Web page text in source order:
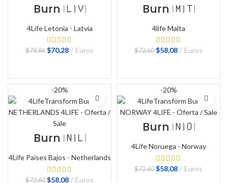
Burn 🇱🇻
4Life Letonia - Latvia
$79,86 El
era:
$79,86.
$70,28El
es:
$70,28.
Euros
Burn 🇲🇹
4life Malta
$72,60 El
era:
$72,60.
$58,08El
es:
$58,08.
Euros
-20%
Burn 🇳🇱
4Life Paises Bajos - Netherlands
$72,60 El
$58,08El Euros
-20%
Burn 🇳🇴
4Life Noruega - Norway
$72,60 El
$58,08El Euros